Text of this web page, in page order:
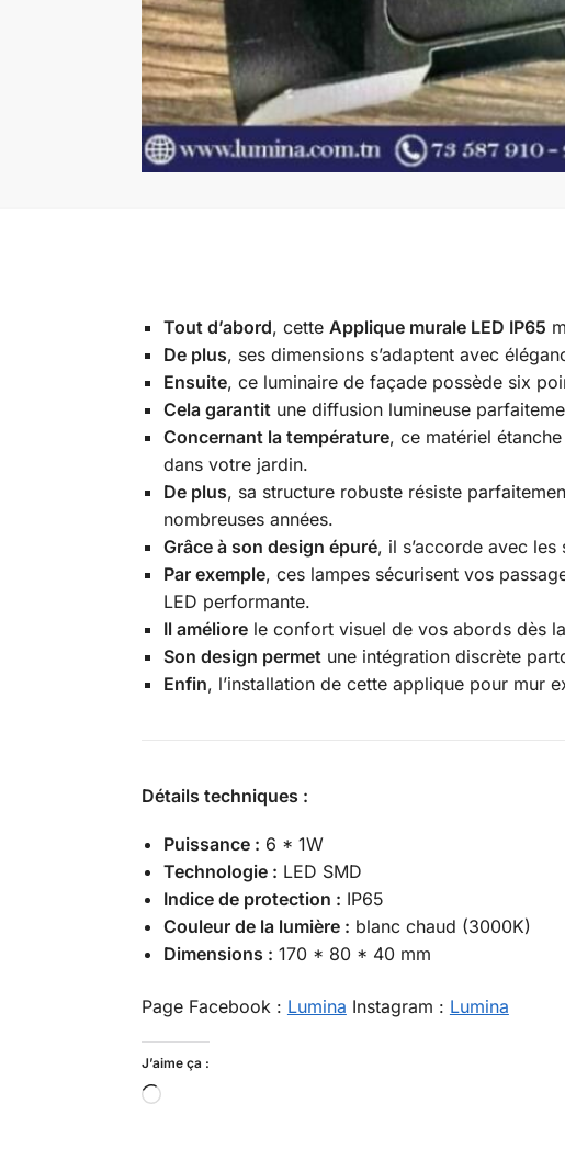
Tout d’abord, cette Applique murale LED IP65
De plus, ses dimensions s’adaptent avec
Ensuite, ce luminaire de façade possède six
Cela garantit une diffusion lumineuse
Concernant la température, ce matériel
dans votre jardin.
De plus, sa structure robuste résiste
nombreuses années.
Grâce à son design épuré, il s’accorde avec
Par exemple, ces lampes sécurisent vos
LED performante.
Il améliorele confort visuel de vos abords dès
Son design permet une intégration discrète
Enfin, l’installation de cette applique pour mur
Détails techniques :
Puissance : 6 * 1W
Technologie : LED SMD
Indice de protection : IP65
Couleur de la lumière : blanc chaud (3000K)
Dimensions : 170 * 80 * 40 mm
Page Facebook : Lumina Instagram : Lumina
J’aime ça :